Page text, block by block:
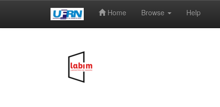
Home Browse Help